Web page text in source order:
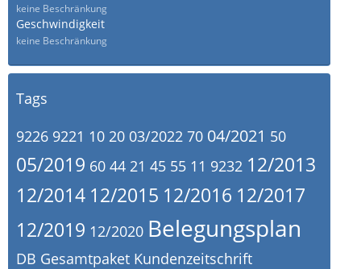
keine Beschränkung
Geschwindigkeit
keine Beschränkung
Tags
9226 9221 10 20 03/2022 70 04/2021 50
05/2019 60 44 21 45 55 11 9232 12/2013
12/2014 12/2015 12/2016 12/2017
12/2019 12/2020 Belegungsplan
DB Gesamtpaket Kundenzeitschrift